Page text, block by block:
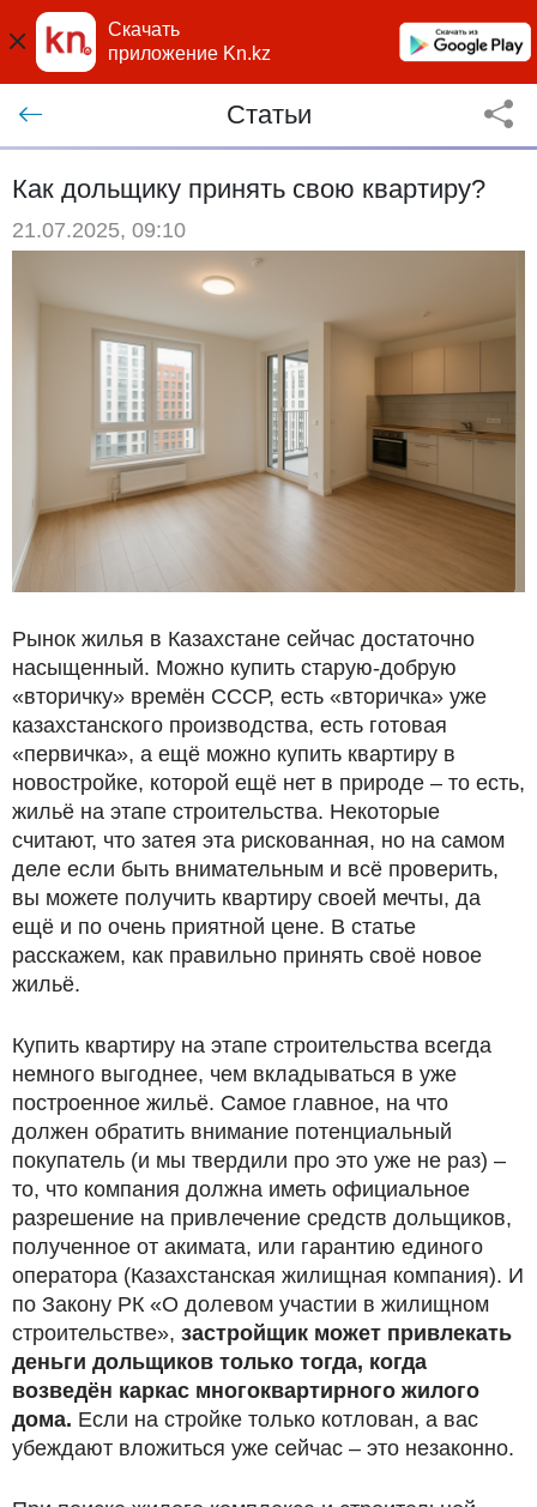
Скачать
приложение Kn.kz
Статьи
Как дольщику принять свою квартиру?
21.07.2025, 09:10
Рынок жилья в Казахстане сейчас достаточно
насыщенный. Можно купить старую-добрую
«вторичку» времён СССР, есть «вторичка» уже
казахстанского производства, есть готовая
«первичка», а ещё можно купить квартиру в
новостройке, которой ещё нет в природе – то есть,
жильё на этапе строительства. Некоторые
считают, что затея эта рискованная, но на самом
деле если быть внимательным и всё проверить,
вы можете получить квартиру своей мечты, да
ещё и по очень приятной цене. В статье
расскажем, как правильно принять своё новое
жильё.
Купить квартиру на этапе строительства всегда
немного выгоднее, чем вкладываться в уже
построенное жильё. Самое главное, на что
должен обратить внимание потенциальный
покупатель (и мы твердили про это уже не раз) –
то, что компания должна иметь официальное
разрешение на привлечение средств дольщиков,
полученное от акимата, или гарантию единого
оператора (Казахстанская жилищная компания). И
по Закону РК «О долевом участии в жилищном
строительстве», застройщик может привлекать
деньги дольщиков только тогда, когда
возведён каркас многоквартирного жилого
дома. Если на стройке только котлован, а вас
убеждают вложиться уже сейчас – это незаконно.